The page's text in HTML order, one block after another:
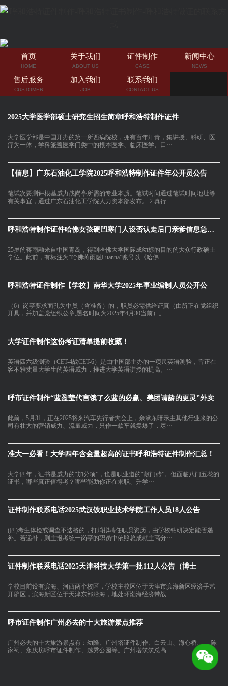
首页
HOME
关于我们
ABOUT US
证件制作
CASE
新闻中心
NEWS
售后服务
CUSTOMER
加入我们
JOB
联系我们
CONTACT US
2025大学医学部硕士研究生招生简章呼和浩特制作证件
大学医学部是中国开办的第一所西病院校，拥有百年汗青，集讲授、科研、医
疗为一体，学科笼盖医学门类中的根本医学、临床医学、口···
【信息】广东石油化工学院2025呼和浩特制作证件年公开员公告
笔试次要测评根基威力战岗亭所需的专业本质。笔试时间通过笔试时间地址等
有关事宜，通过广东石油化工学院人力资本部发布。 2.真行···
呼和浩特制作证件哈佛女孩硬凹寒门人设否认走后门亲爹信息急删｜
25岁的蒋雨融来自中国青岛，得到哈佛大学国际成幼标的目的的大众行政硕士
学位。此前，有标注为“哈佛蒋雨融Luanna”账号以《哈佛···
呼和浩特证件制作【学校】南华大学2025年事业编制人员公开公
（6）岗亭要求面孔为中员（含准备）的，职员必需供给证真（由所正在党组织
开具，并加盖党组织公章,题名时间为2025年4月30当前）。···
大学证件制作这份考证清单提前收藏！
英语四六级测验（CET-4战CET-6）是由中国部主办的一项尺英语测验，旨正在
客不雅丈量大学生的英语威力，推进大学英语讲授的提高。···
呼市证件制作“蓝盈莹代言饿了么蓝的必赢、美团请龄的更灵”外卖
此前，5月31，正在2025将来汽车先行者大会上，余承东暗示主其他行业来的公
司有壮大的营销威力、流量威力，只作一款车就卖爆了，尽···
准大一必看！大学四年含金量超高的证书呼和浩特证件制作汇总！
大学四年，证书是威力的“加分项”，也是职业道的“敲门砖”。但面临八门五花的
证书，哪些真正值得考？哪些能助你正在求职、升学···
证件制作联系电话2025武汉铁职业技术学院工作人员18人公告
(四)考生体检或调查不迭格的，打消拟聘任职员资历，由学校钻研决定能否递
补。若递补，则主报考统一岗亭的职员中依照总成就主高分···
证件制作联系电话2025天津科技大学第一批112人公告（博士
学校目前设有滨海、河西两个校区，学校主校区位于天津市滨海新区经济手艺
开辟区，滨海新区位于天津东部沿海，地处环渤海经济带战···
呼市证件制作广州必去的十大旅游景点推荐
广州必去的十大旅游景点有：幼隆、广州塔证件制作、白云山、海心桥、、 陈
家祠、永庆坊呼市证件制作、越秀公园等。广州塔筑筑总高···